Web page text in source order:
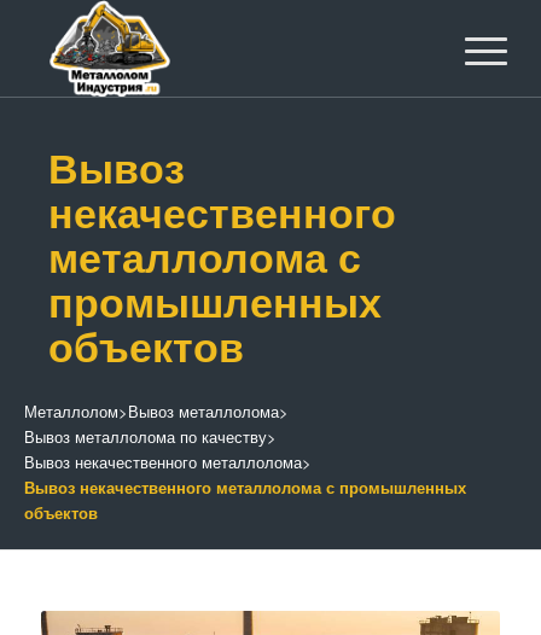
Вывоз
некачественного
металлолома с
промышленных
объектов
Металлолом>Вывоз металлолома>
Вывоз металлолома по качеству>
Вывоз некачественного металлолома>
Вывоз некачественного металлолома с промышленных
объектов